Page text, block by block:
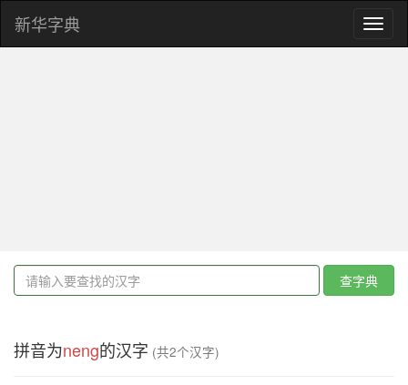
新华字典
查字典
拼音为neng的汉字 (共2个汉字)